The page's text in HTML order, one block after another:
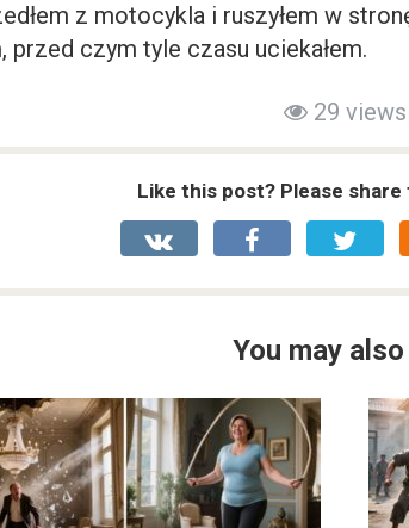
z motocykla i ruszyłem w
przed czym tyle czasu uciekałem.
29 views
Like this post? Please
You may